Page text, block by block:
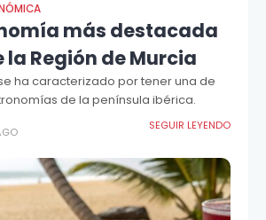
más destacada
Región de Murcia
ha caracterizado por tener una de
de la península ibérica.
SEGUIR LEYENDO